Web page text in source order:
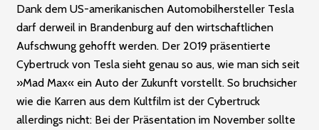
Dank dem US-amerikanischen Automobilhersteller Tesla
darf derweil in Brandenburg auf den wirtschaftlichen
Aufschwung gehofft werden. Der 2019 präsentierte
Cybertruck von Tesla sieht genau so aus, wie man sich seit
»Mad Max« ein Auto der Zukunft vorstellt. So bruchsicher
wie die Karren aus dem Kultfilm ist der Cybertruck
allerdings nicht: Bei der Präsentation im November sollte